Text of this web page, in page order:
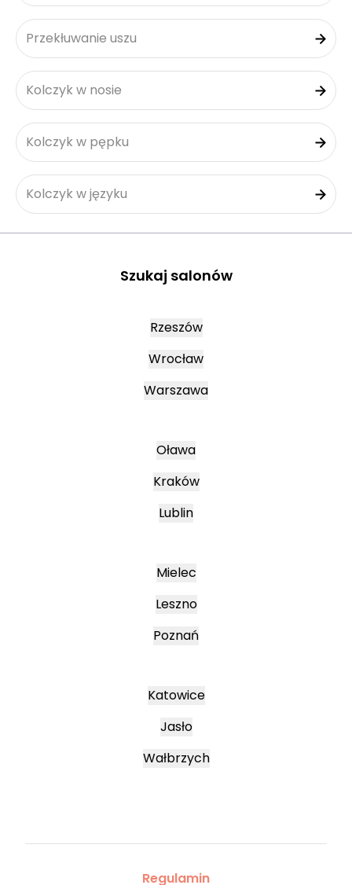
Przekłuwanie uszu
Kolczyk w nosie
Kolczyk w pępku
Kolczyk w języku
Szukaj salonów
Rzeszów
Wrocław
Warszawa
Oława
Kraków
Lublin
Mielec
Leszno
Poznań
Katowice
Jasło
Wałbrzych
Regulamin